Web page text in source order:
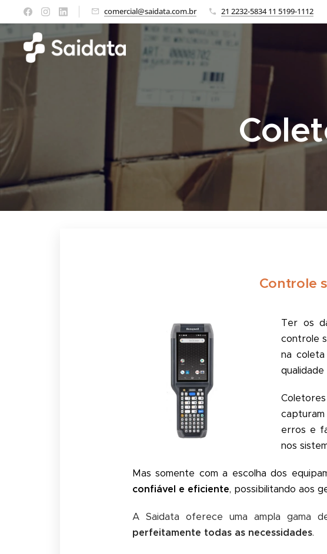
comercial@saidata.com.br 21 2232-5834 11 5199-1112
Controle
Ter os
controle
na
erros e
nos
Mas somente com a escolha dos
confiável e eficiente, possibilitando aos
A Saidata oferece uma ampla gama
perfeitamente todas as necessidades.